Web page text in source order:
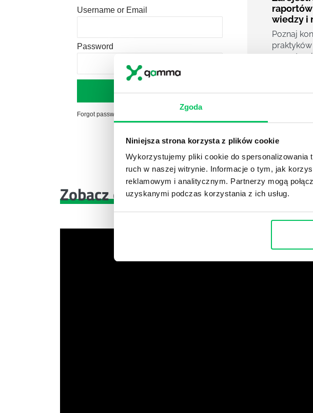
Zgoda
Niniejsza strona korzysta z plików cookie
Wykorzystujemy pliki cookie do spersonalizowania
ruch w naszej witrynie. Informacje o tym, jak
reklamowym i analitycznym. Partnerzy mogą
uzyskanymi podczas korzystania z ich usług.
Username or Email
Password
Forgot password?
wiedzy i
Poznaj
praktyków
14h
Zobacz co znajdzieszw wikiGamma+